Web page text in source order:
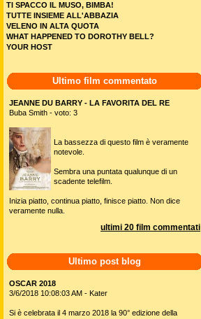
TI SPACCO IL MUSO, BIMBA!
TUTTE INSIEME ALL'ABBAZIA
VELENO IN ALTA QUOTA
WHAT HAPPENED TO DOROTHY BELL?
YOUR HOST
Ultimo film commentato
JEANNE DU BARRY - LA FAVORITA DEL RE
Buba Smith - voto: 3
La bassezza di questo film è veramente
notevole.
Sembra una puntata qualunque di un
scadente telefilm.
Inizia piatto, continua piatto, finisce piatto. Non dice
veramente nulla.
ultimi 20 film commentati
Ultimo post blog
OSCAR 2018
3/6/2018 10:08:03 AM - Kater
Si è celebrata il 4 marzo 2018 la 90° edizione della